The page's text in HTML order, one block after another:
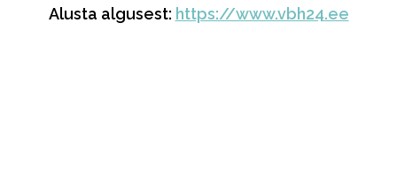
Alusta algusest: https://www.vbh24.ee